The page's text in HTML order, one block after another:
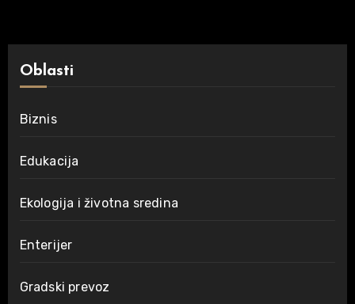
Oblasti
Biznis
Edukacija
Ekologija i životna sredina
Enterijer
Gradski prevoz